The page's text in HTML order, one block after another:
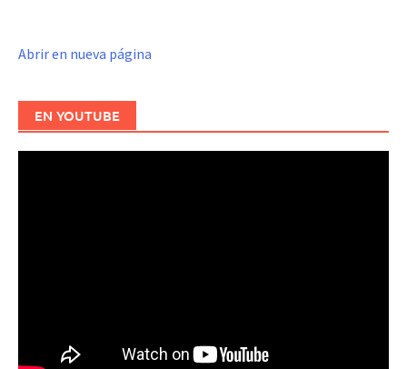
Abrir en nueva página
EN YOUTUBE